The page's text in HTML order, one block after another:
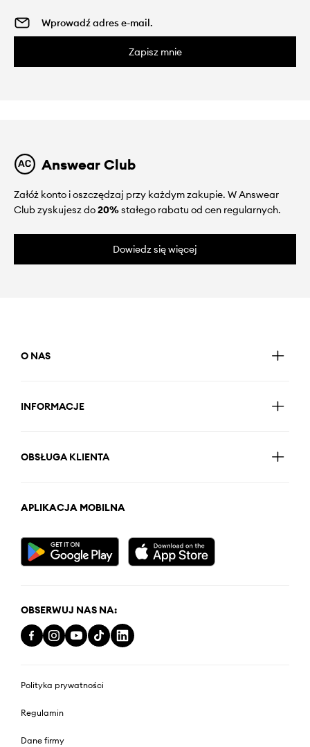
Zapisz mnie
Answear Club
Załóż konto i oszczędzaj przy każdym zakupie. W Answear
Club zyskujesz do20%stałego rabatu od cen regularnych.
Dowiedz się więcej
O NAS
INFORMACJE
OBSŁUGA KLIENTA
APLIKACJA MOBILNA
OBSERWUJ NAS NA:
Polityka prywatności
Regulamin
Dane firmy